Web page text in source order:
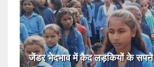
जेंडर भेदभाव में कैद लड़कियों के सपने